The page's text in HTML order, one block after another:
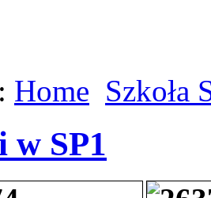
Home Szkoła
w SP1